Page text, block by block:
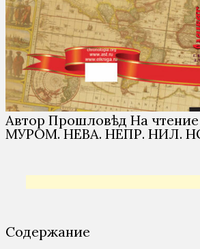
Автор Прошловѣд На чтение
МУРОМ. НЕВА. НЕПР. НИЛ.
Содержание